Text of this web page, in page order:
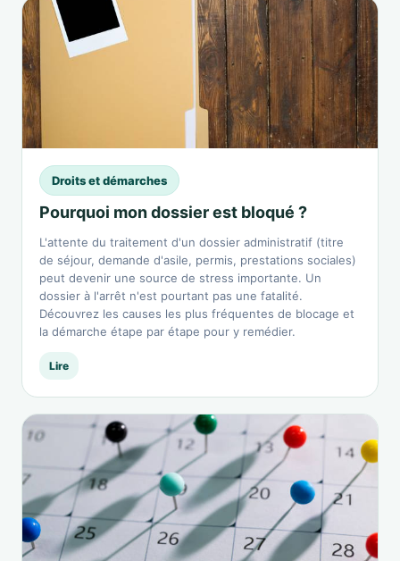
Droits et démarches
Pourquoi mon dossier est bloqué ?
L'attente du traitement d'un dossier administratif (titre
de séjour, demande d'asile, permis, prestations sociales)
peut devenir une source de stress importante. Un
dossier à l'arrêt n'est pourtant pas une fatalité.
Découvrez les causes les plus fréquentes de blocage et
la démarche étape par étape pour y remédier.
Lire